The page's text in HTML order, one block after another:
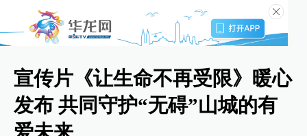
宣传片《让生命不再受限》暖心
发布 共同守护“无碍”山城的有